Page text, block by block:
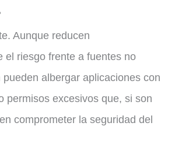
Aunque reducen
el riesgo frente a fuentes no
albergar aplicaciones con
permisos excesivos que, si son
comprometer la seguridad del